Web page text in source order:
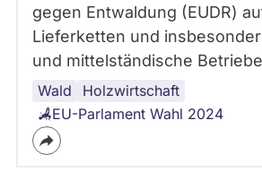
gegen Entwaldung (EUDR)
Lieferketten und
und mittelständische
Wald Holzwirtschaft
Eigentum
EU-Parlament Wahl 2024